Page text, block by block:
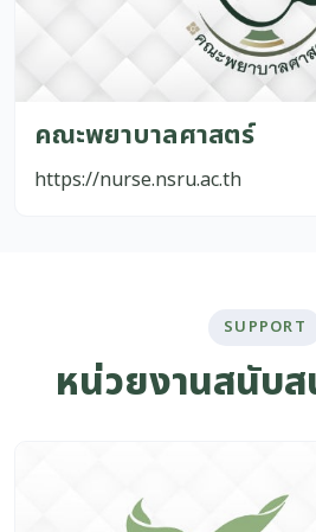
คณะพยาบาลศาสตร์
https://nurse.nsru.ac.th
SUPPORT
หน่วยงานสนับส